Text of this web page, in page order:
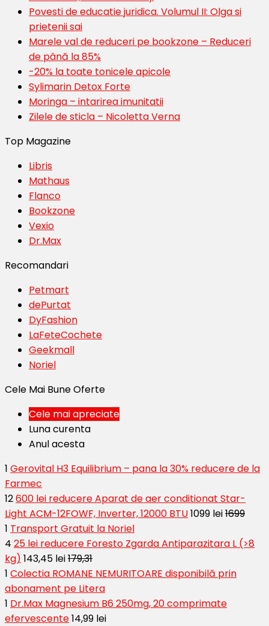
Povesti de educatie juridica. Volumul II: Olga si
prietenii sai
Marele val de reduceri pe bookzone – Reduceri
de până la 85%
-20% la toate tonicele apicole
Sylimarin Detox Forte
Moringa – intarirea imunitatii
Zilele de sticla – Nicoletta Verna
Top Magazine
Libris
Mathaus
Flanco
Bookzone
Vexio
Dr.Max
Recomandari
Petmart
dePurtat
DyFashion
LaFeteCochete
Geekmall
Noriel
Cele Mai Bune Oferte
Cele mai apreciate
Luna curenta
Anul acesta
1 Gerovital H3 Equilibrium – pana la 30% reducere de la
Farmec
12600 lei reducere Aparat de aer conditionat Star-
Light ACM-12FOWF, Inverter, 12000 BTU1099 lei1699
1 Transport Gratuit la Noriel
4 25 lei reducere Foresto Zgarda Antiparazitara L (>8
kg) 143,45 lei179,31
1 Colectia ROMANE NEMURITOARE disponibilă prin
abonament pe Litera
1 Dr.Max Magnesium B6 250mg, 20 comprimate
efervescente14,99 lei